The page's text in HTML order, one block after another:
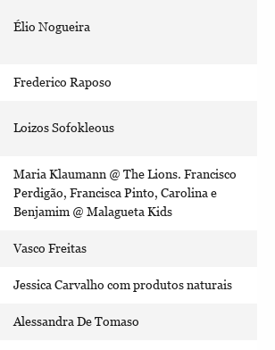
Élio Nogueira
Frederico Raposo
Loizos Sofokleous
Maria Klaumann @ The Lions. Francisco
Perdigão, Francisca Pinto, Carolina e
Benjamim @ Malagueta Kids
Vasco Freitas
Jessica Carvalho com produtos naturais
Alessandra De Tomaso